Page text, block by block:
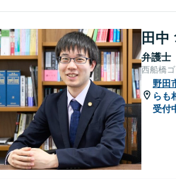
田中
弁護士
西船橋
野田
らも
受付